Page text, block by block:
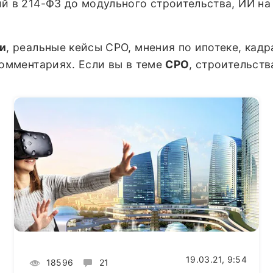
в 214-ФЗ до модульного строительства, ИИ
, реальные кейсы СРО, мнения по ипотеке,
Если вы в теме СРО,
18596 21 19.03.21, 9:54